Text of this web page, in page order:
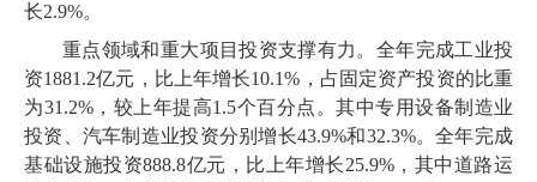
长2.9%。
重点领域和重大项目投资支撑有力。全年完成工业投
资1881 .2亿元，比上年增长10.1%，占固定资产投资的比重
为31 .2%，较上年提高1 .5个百分点。其中专用设备制造业
投资、汽车制造业投资分别增长43.9%和32.3%。全年完成
基础设施投资888.8亿元，比上年增长25.9%，其中道路运